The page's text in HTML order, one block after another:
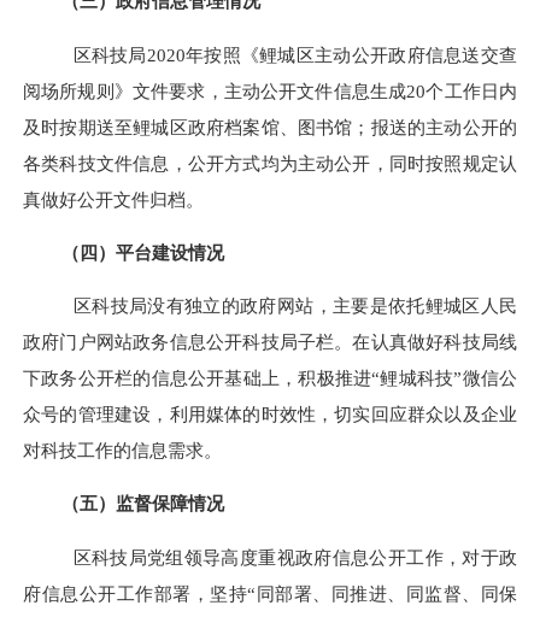
区科技局2020年按照《鲤城区主动公开政府信息送交查
阅场所规则》文件要求，主动公开文件信息生成20个工作日内
及时按期送至鲤城区政府档案馆、图书馆；报送的主动公开的
各类科技文件信息，公开方式均为主动公开，同时按照规定认
真做好公开文件归档。
（四）平台建设情况
区科技局没有独立的政府网站，主要是依托鲤城区人民
政府门户网站政务信息公开科技局子栏。在认真做好科技局线
下政务公开栏的信息公开基础上，积极推进“鲤城科技”微信公
众号的管理建设，利用媒体的时效性，切实回应群众以及企业
对科技工作的信息需求。
（五）监督保障情况
区科技局党组领导高度重视政府信息公开工作，对于政
府信息公开工作部署，坚持“同部署、同推进、同监督、同保